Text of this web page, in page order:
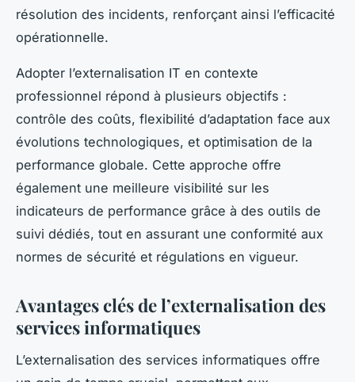
résolution des incidents, renforçant ainsi l’efficacité
opérationnelle.
Adopter l’externalisation IT en contexte
professionnel répond à plusieurs objectifs :
contrôle des coûts, flexibilité d’adaptation face aux
évolutions technologiques, et optimisation de la
performance globale. Cette approche offre
également une meilleure visibilité sur les
indicateurs de performance grâce à des outils de
suivi dédiés, tout en assurant une conformité aux
normes de sécurité et régulations en vigueur.
Avantages clés de l’externalisation des
services informatiques
L’externalisation des services informatiques offre